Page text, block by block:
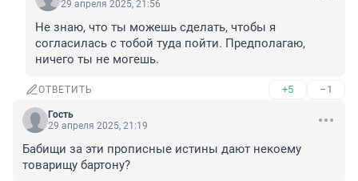
29 апреля 2025, 21:56
Не знаю, что ты можешь сделать, чтобы я
согласилась с тобой туда пойти. Предполагаю,
ничего ты не могешь.
ОТВЕТИТЬ +5 –1
Гость
29 апреля 2025, 21:19
Бабищи за эти прописные истины дают некоему
товарищу бартону?